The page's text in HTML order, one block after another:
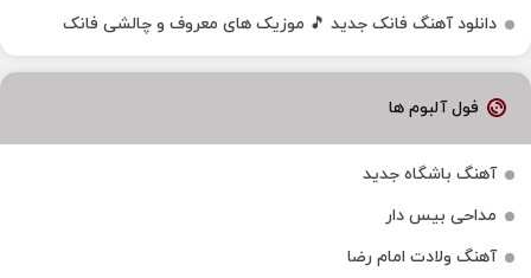
دانلود آهنگ فانک جدید 🎵 موزیک‌ های معروف و چالشی فانک
فول آلبوم ها
آهنگ باشگاه جدید
مداحی بیس دار
آهنگ ولادت امام رضا